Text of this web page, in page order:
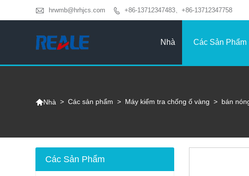
 hrwmb@hrhjcs.com  +86-13712347483、+86-13712347758
Nhà Các Sản Phẩm
Nhà > Các sản phẩm > Máy kiểm tra chống ố vàng > bán
Các Sản Phẩm